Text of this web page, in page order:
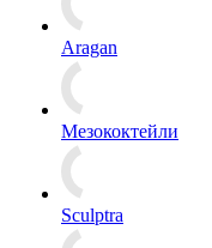
Aragan
Мезококтейли
Sculptra